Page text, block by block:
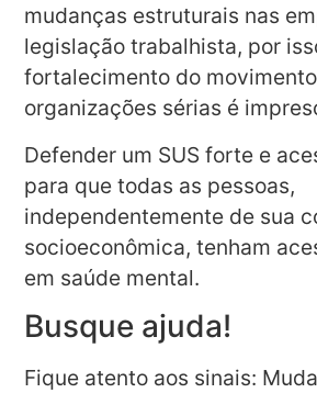
mudanças estruturais nas
legislação trabalhista, por
fortalecimento do
organizações sérias é
Defender um SUS forte e
para que todas as pessoas,
independentemente de sua
socioeconômica, tenham
em saúde mental.
Busque ajuda!
Fique atento aos sinais: